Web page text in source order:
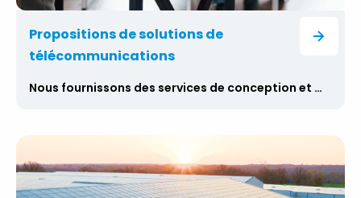
Propositions de solutions de
télécommunications
Nous fournissons des services de conception et de conseil dans le domaine de la technologie et de la gestion de projets. Nous proposons des formations et des ateliers dans toute l’Europe sur le fonctionnement et la configuration du matériel et des logiciels de télécommunications. Nous fournissons des services de conseil dans les domaines de la mise en place, de l’analyse et de l’optimisation continue des processus de travail, ainsi que de la mise en place de ressources humaines et matérielles optimales. Nous disposons de nos propres formateurs experts certifiés, de consultants renommés ainsi que de notre propre centre de formation comprenant un polygone d’escalade. Nous aidons nos clients à réaliser leurs produits de manière efficace et à renforcer leur nom sur le marché. Contactez-nous pour une consultation afin d’en savoir plus sur la façon dont nos solutions peuvent améliorer votre entreprise.